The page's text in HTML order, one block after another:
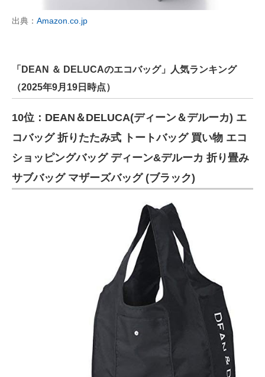
出典： Amazon.co.jp
「DEAN ＆ DELUCAのエコバッグ」人気ランキング
（2025年9月19日時点）
10位：DEAN＆DELUCA(ディーン＆デルーカ) エ
コバッグ 折りたたみ式 トートバッグ 買い物 エコ
ショッピングバッグ ディーン&デルーカ 折り畳み
サブバッグ マザーズバッグ (ブラック)